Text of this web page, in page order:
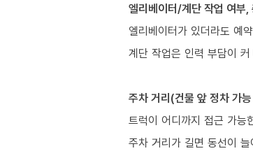
엘리베이터/계단 작업 여부,
엘리베이터가 있더라도 예
계단 작업은 인력 부담이
주차 거리(건물 앞 정차 가
트럭이 어디까지 접근 가능
주차 거리가 길면 동선이